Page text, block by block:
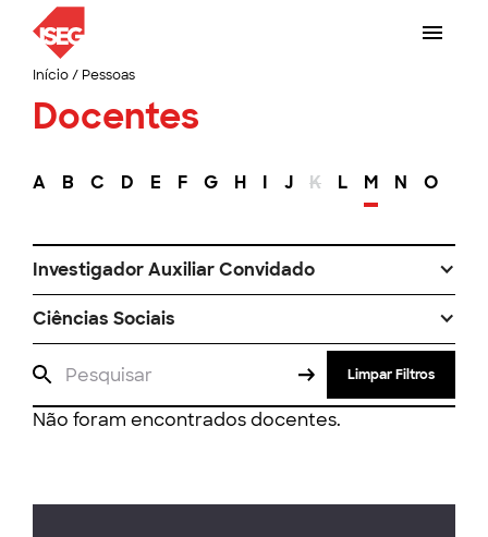
Início/ Pessoas
Docentes
A B C D E F G H I J K L M N O
Investigador Auxiliar Convidado
Ciências Sociais
Limpar Filtros
Não foram encontrados docentes.